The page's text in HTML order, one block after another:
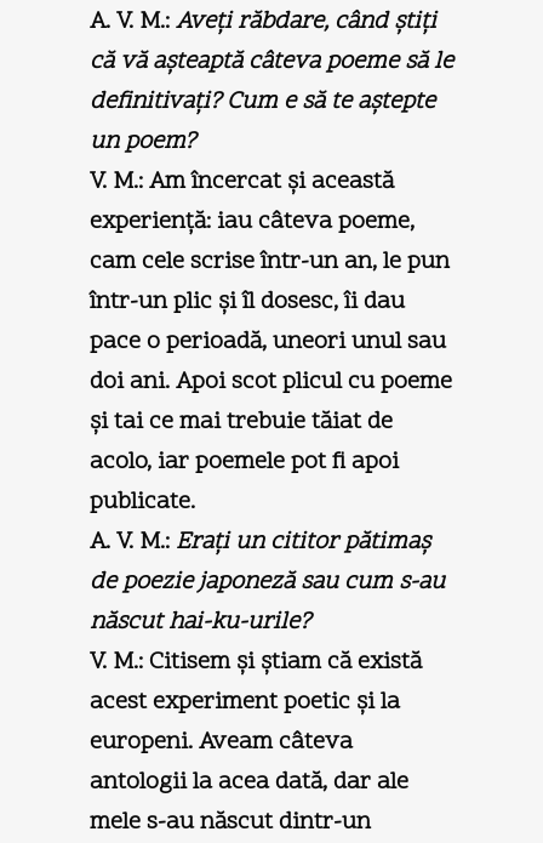
A. V. M.:Aveţi răbdare, când ştiţi
că vă aşteaptă câteva poeme să le
definitivaţi? Cum e să te aştepte
un poem?
V. M.:Am încercat şi această
experienţă: iau câteva poeme,
cam cele scrise într-un an, le pun
într-un plic şi îl dosesc, îi dau
pace o perioadă, uneori unul sau
doi ani. Apoi scot plicul cu poeme
şi tai ce mai trebuie tăiat de
acolo, iar poemele pot fi apoi
publicate.
A. V. M.: Eraţi un cititor pătimaş
de poezie japoneză sau cum s-au
născut hai-ku-urile?
V. M.:Citisem şi ştiam că există
acest experiment poetic şi la
europeni. Aveam câteva
antologii la acea dată, dar ale
mele s-au născut dintr-un